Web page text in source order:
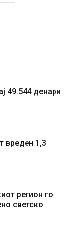
49.544 денари
вреден 1,3
регион го
светско